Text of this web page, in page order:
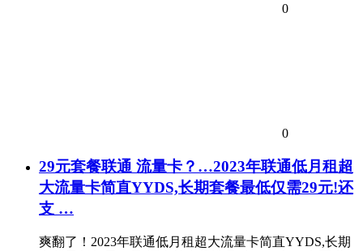
0
0
29元套餐联通 流量卡？…2023年联通低月租超
大流量卡简直YYDS,长期套餐最低仅需29元!还
支 …
爽翻了！2023年联通低月租超大流量卡简直YYDS,长期